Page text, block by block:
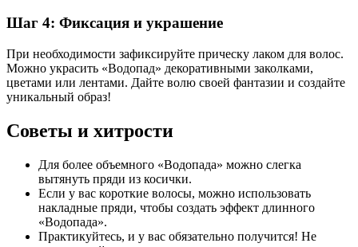
Шаг 4: Фиксация и украшение
При необходимости зафиксируйте прическу лаком для волос.
Можно украсить «Водопад» декоративными заколками,
цветами или лентами. Дайте волю своей фантазии и создайте
уникальный образ!
Советы и хитрости
Для более объемного «Водопада» можно слегка
вытянуть пряди из косички.
Если у вас короткие волосы, можно использовать
накладные пряди, чтобы создать эффект длинного
«Водопада».
Практикуйтесь, и у вас обязательно получится! Не